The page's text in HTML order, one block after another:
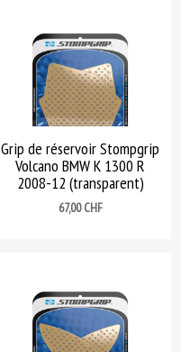
Grip de réservoir Stompgrip
Volcano BMW K 1300 R
2008-12 (transparent)
Prix
67,00 CHF